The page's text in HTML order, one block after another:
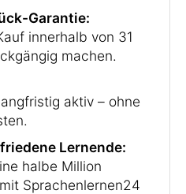
Garantie:
innerhalb von 31
machen.
aktiv – ohne
Lernende:
halbe Million
Sprachenlernen24